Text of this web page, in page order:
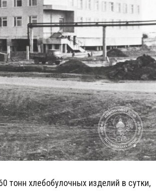
тонн хлебобулочных изделий в сутки,